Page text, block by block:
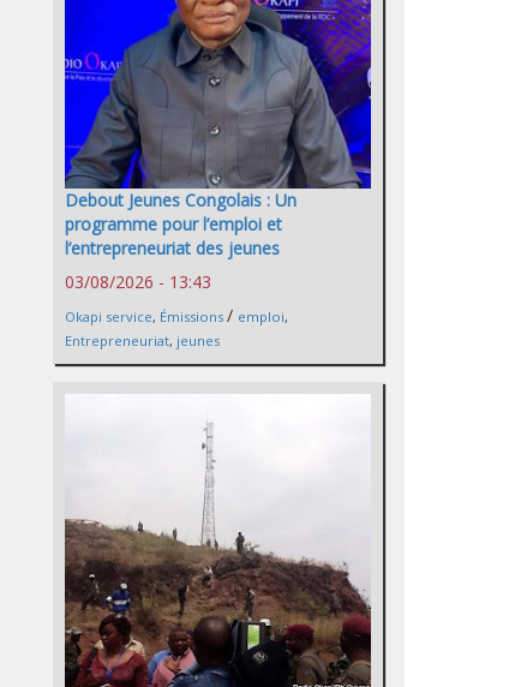
Debout Jeunes Congolais : Un
programme pour l’emploi et
l’entrepreneuriat des jeunes
03/08/2026 - 13:43
Okapi service, Émissions / emploi,
Entrepreneuriat, jeunes